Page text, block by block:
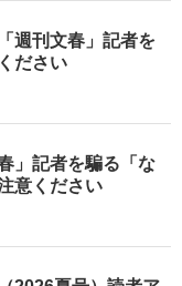
週刊文春」記者を
ださい
」記者を騙る「な
意ください